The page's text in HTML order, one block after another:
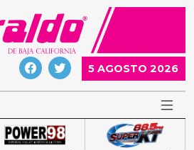
5 AGOSTO 2026